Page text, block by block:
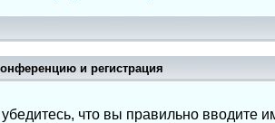
и регистрация
что вы правильно вводите